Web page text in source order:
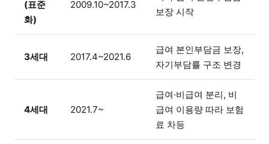
(표준
화)
2009.10~2017.3
보장 시작
3세대 2017.4~2021.6
급여 본인부담금 보장,
자기부담률 구조 변경
4세대 2021.7~
급여·비급여 분리, 비
급여 이용량 따라 보험
료 차등